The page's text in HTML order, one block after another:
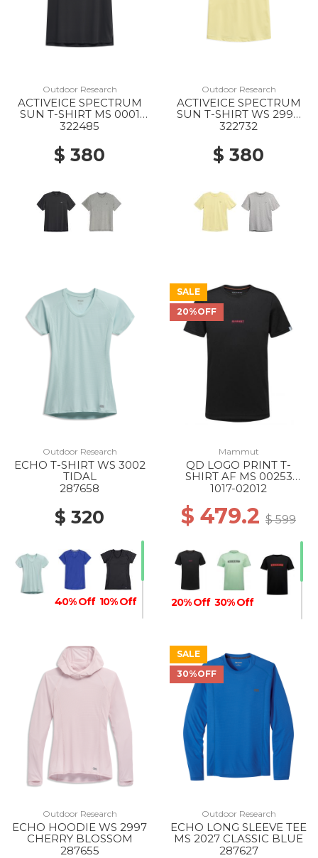
Outdoor Research
ACTIVEICE SPECTRUM
SUN T-SHIRT MS 0001
BLACK
322485
$ 380
Outdoor Research
ACTIVEICE SPECTRUM
SUN T-SHIRT WS 2994
SUNLIGHT
322732
$ 380
Outdoor Research
ECHO T-SHIRT WS 3002
TIDAL
287658
$ 320
40% Off 10% Off
10% Off
SALE
20%OFF
Mammut
QD LOGO PRINT T-
SHIRT AF MS 00253
BLACK PRT1
1017-02012
$ 479.2 $ 599
20% Off 30% Off
Outdoor Research
ECHO HOODIE WS 2997
CHERRY BLOSSOM
287655
SALE
30%OFF
Outdoor Research
ECHO LONG SLEEVE TEE
MS 2027 CLASSIC BLUE
287627